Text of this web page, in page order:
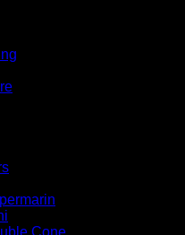
Cone